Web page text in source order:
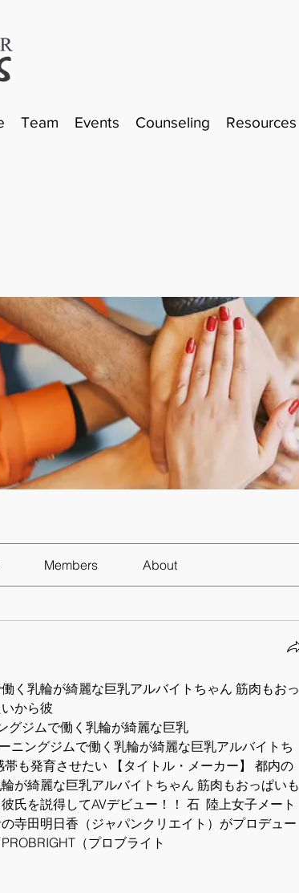
Team Events Counseling Resources
Members About
く乳輪が綺麗な巨乳アルバイトちゃん 筋肉もおっ
から彼
グジムで働く乳輪が綺麗な巨乳
ニングジムで働く乳輪が綺麗な巨乳アルバイトち
も発育させたい 【タイトル・メーカー】 都内の
が綺麗な巨乳アルバイトちゃん 筋肉もおっぱいも
氏を説得してAVデビュー！！ 石  陸上女子メート
寺田明日香（ジャパンクリエイト）がプロデュー
（プロブライト